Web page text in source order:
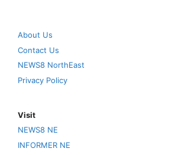
About Us
Contact Us
NEWS8 NorthEast
Privacy Policy
Visit
NEWS8 NE
INFORMER NE